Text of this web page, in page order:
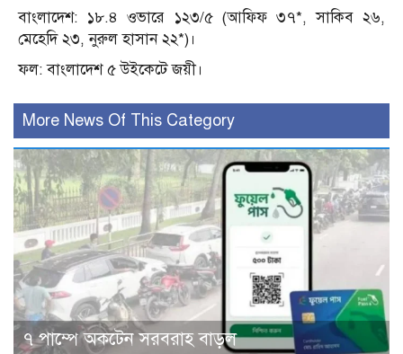
বাংলাদেশ: ১৮.৪ ওভারে ১২৩/৫ (আফিফ ৩৭*, সাকিব ২৬,
মেহেদি ২৩, নুরুল হাসান ২২*)।
ফল: বাংলাদেশ ৫ উইকেটে জয়ী।
More News Of This Category
৭ পাম্পে অকটেন সরবরাহ বাড়ল